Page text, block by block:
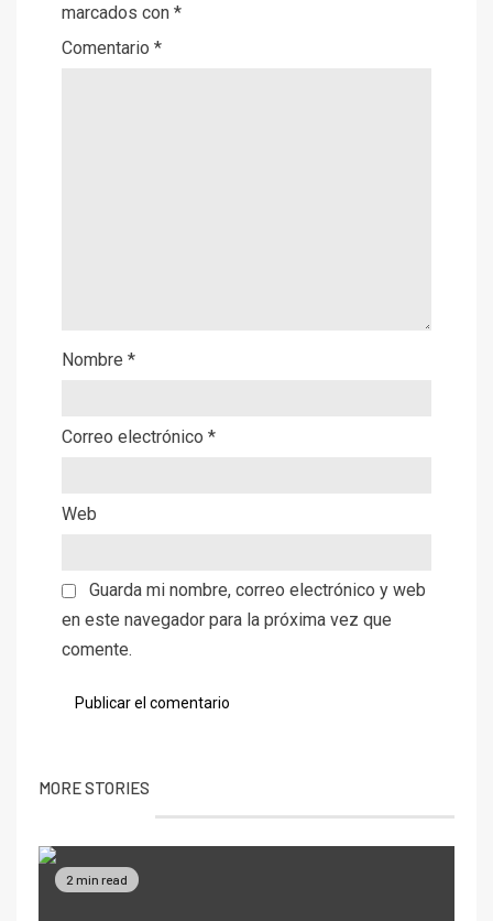
marcados con *
Comentario *
Nombre *
Correo electrónico *
Web
Guarda mi nombre, correo electrónico y web
en este navegador para la próxima vez que
comente.
MORE STORIES
2 min read